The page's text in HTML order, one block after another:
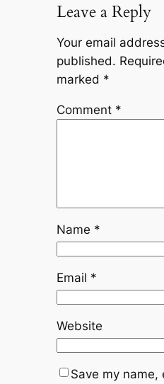
Leave a Reply
Your email
published.
marked *
Comment *
Name *
Email *
Website
Save my name,